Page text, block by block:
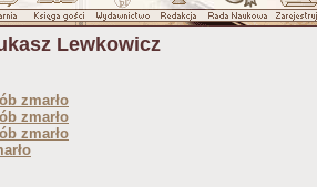
Lewkowicz
zmarło
zmarło
zmarło